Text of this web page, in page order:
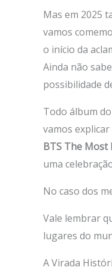
Mas em 2025
vamos
o início da
Ainda não
possibilidade
Todo álbum
vamos
BTS The
uma
No caso dos
Vale lembrar
lugares do
A Virada